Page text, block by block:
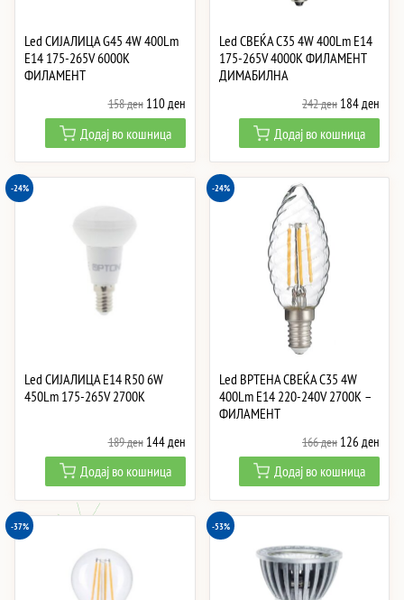
Led СИJАЛИЦА G45 4W 400Lm
E14 175-265V 6000K
ФИЛАМЕНТ
158ден Original
price
was:
158 ден.
110денCurrent
price
is:
110 ден.
Додај во кошница
Led СВЕЌА C35 4W 400Lm E14
175-265V 4000K ФИЛАМЕНТ
ДИМАБИЛНА
242ден Original
price
was:
242 ден.
184ден
price
is:
184
Додај во кошница
-24%
Led СИJАЛИЦА E14 R50 6W
450Lm 175-265V 2700K
189ден Original
price
was:
189 ден.
144 денCurrent
price
144 ден.
Додај во кошница
-24%
Led ВРТЕНА СВЕЌА C35 4W
400Lm E14 220-240V 2700K –
ФИЛАМЕНТ
166ден Original
price
was:
166 ден.
126 ден
price
126
Додај во кошница
-37% -53%